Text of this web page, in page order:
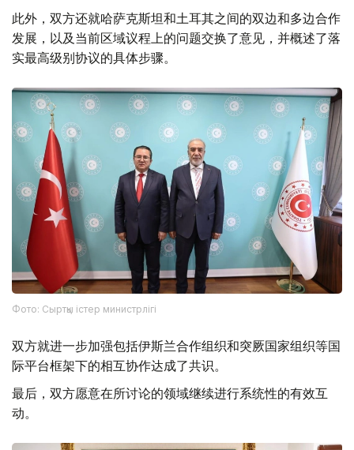
此外，双方还就哈萨克斯坦和土耳其之间的双边和多边合作
发展，以及当前区域议程上的问题交换了意见，并概述了落
实最高级别协议的具体步骤。
Фото: Сыртқы істер министрлігі
双方就进一步加强包括伊斯兰合作组织和突厥国家组织等国
际平台框架下的相互协作达成了共识。
最后，双方愿意在所讨论的领域继续进行系统性的有效互
动。